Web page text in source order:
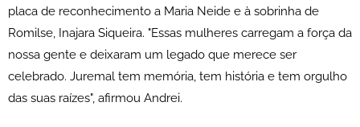
placa de reconhecimento a Maria Neide e à sobrinha de
Romilse, Inajara Siqueira. "Essas mulheres carregam a força da
nossa gente e deixaram um legado que merece ser
celebrado. Juremal tem memória, tem história e tem orgulho
das suas raízes", afirmou Andrei.